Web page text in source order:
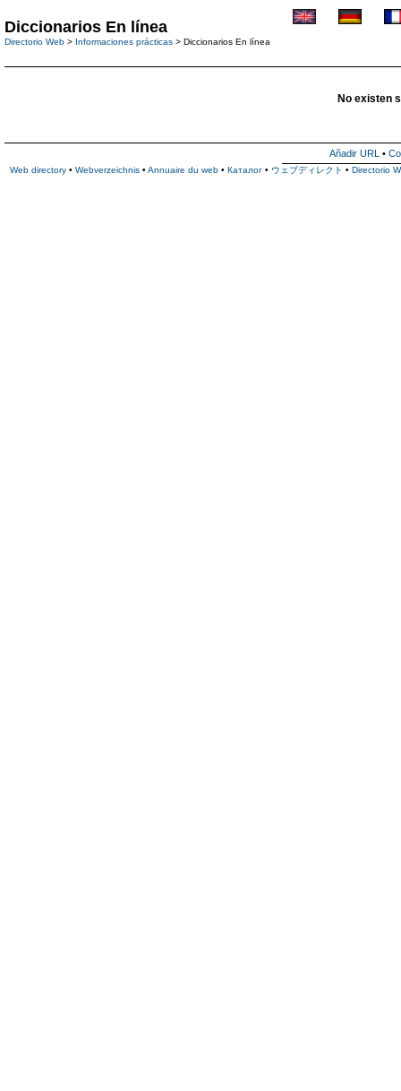
Diccionarios En línea
Directorio Web > Informaciones prácticas > Diccionarios En línea
No existen
Añadir URL •
Web directory • Webverzeichnis • Annuaire du web • Каталог • ウェブディレクト • Directorio